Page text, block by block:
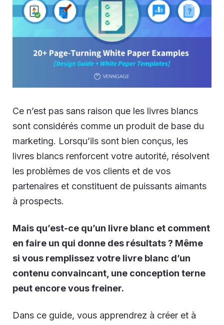
Ce n’est pas sans raison que les livres blancs
sont considérés comme un produit de base du
marketing. Lorsqu’ils sont bien conçus, les
livres blancs renforcent votre autorité, résolvent
les problèmes de vos clients et de vos
partenaires et constituent de puissants aimants
à prospects.
Mais qu’est-ce qu’un livre blanc et comment
en faire un qui donne des résultats ? Même
si vous remplissez votre livre blanc d’un
contenu convaincant , une conception terne
peut encore vous freiner.
Dans ce guide, vous apprendrez à créer et à